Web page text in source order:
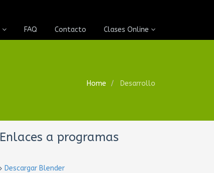
FAQ Contacto Clases Online
Home Desarrollo
Enlaces a programas
Descargar Blender